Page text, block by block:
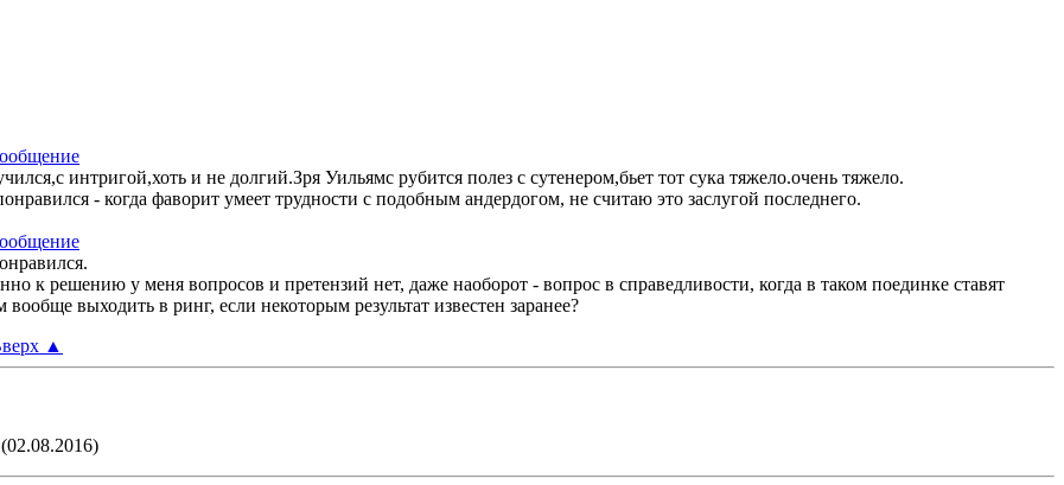
интригой,хоть и не долгий.Зря Уильямс рубится полез с сутенером,бьет тот сука тяжело.очень тяжело.
- когда фаворит умеет трудности с подобным андердогом, не считаю это заслугой последнего.
к решению у меня вопросов и претензий нет, даже наоборот - вопрос в справедливости, когда в таком поединке ставят
выходить в ринг, если некоторым результат известен заранее?
▲
(02.08.2016)